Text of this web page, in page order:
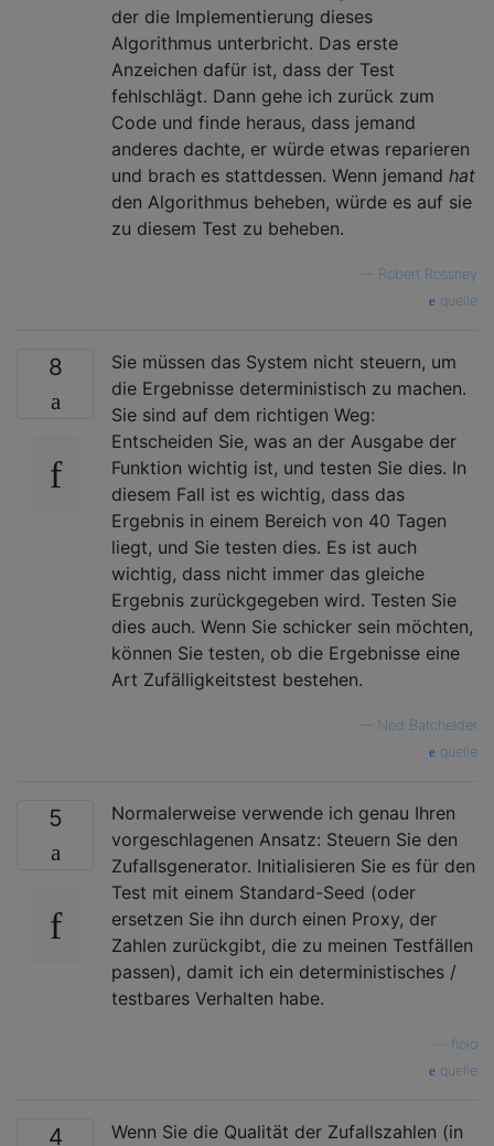
der die Implementierung dieses
Algorithmus unterbricht. Das erste
Anzeichen dafür ist, dass der Test
fehlschlägt. Dann gehe ich zurück zum
Code und finde heraus, dass jemand
anderes dachte, er würde etwas reparieren
und brach es stattdessen. Wenn jemand hat
den Algorithmus beheben, würde es auf sie
zu diesem Test zu beheben.
Robert Rossney
quelle
8
Sie müssen das System nicht steuern, um
die Ergebnisse deterministisch zu machen.
Sie sind auf dem richtigen Weg:
Entscheiden Sie, was an der Ausgabe der
Funktion wichtig ist, und testen Sie dies. In
diesem Fall ist es wichtig, dass das
Ergebnis in einem Bereich von 40 Tagen
liegt, und Sie testen dies. Es ist auch
wichtig, dass nicht immer das gleiche
Ergebnis zurückgegeben wird. Testen Sie
dies auch. Wenn Sie schicker sein möchten,
können Sie testen, ob die Ergebnisse eine
Art Zufälligkeitstest bestehen.
Ned Batchelder
quelle
5
Normalerweise verwende ich genau Ihren
vorgeschlagenen Ansatz: Steuern Sie den
Zufallsgenerator. Initialisieren Sie es für den
Test mit einem Standard-Seed (oder
ersetzen Sie ihn durch einen Proxy, der
Zahlen zurückgibt, die zu meinen Testfällen
passen), damit ich ein deterministisches /
testbares Verhalten habe.
flolo
quelle
4 Wenn Sie die Qualität der Zufallszahlen (in